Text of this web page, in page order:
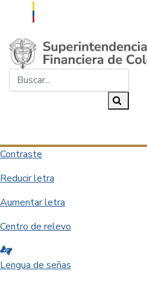
Saltar al contenido principal
Contraste
Reducir letra
Aumentar letra
Centro de relevo
Lengua de señas